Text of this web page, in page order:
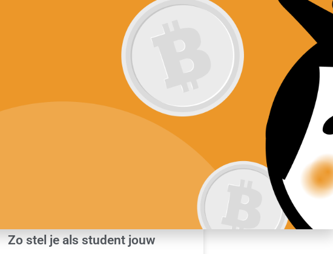
Nieuws
FACEBOOK | NIEUWS | FUNCTIES | INSTELLINGEN
Zo stel je als student jouw